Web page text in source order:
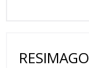
RESIMAGO